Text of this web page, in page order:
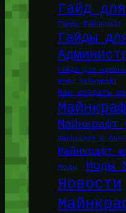
Гайд
Гайды Майнкрафт
Гайды
Гайды для
Игры Майнкрафт
Как создать
Майнкрафт
Майнкрафт в
Майнкрафт
Моды Моды
Новости